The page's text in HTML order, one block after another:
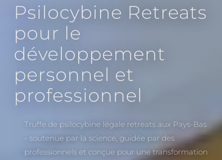
Psilocybine Retreats
pour le
développement
personnel et
professionnel
Truffe de psilocybine légale retreats aux Pays-Bas
- soutenue par la science, guidée par des
professionnels et conçue pour une transformation